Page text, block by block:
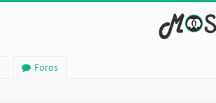
Foros